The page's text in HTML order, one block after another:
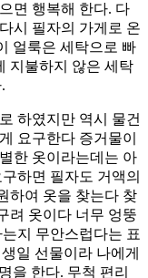
면 행복해 한다. 다
시 필자의 가게로 온
얼룩은 세탁으로 빠
지불하지 않은 세탁
하였지만 역시 물건
요구한다 증거물이
한 옷이라는데는 아
하면 필자도 거액의
하여 옷을 찾는다 찾
려 옷이다 너무 엉뚱
지 무안스럽다는 표
일 선물이라 나에게
을 한다. 무척 편리